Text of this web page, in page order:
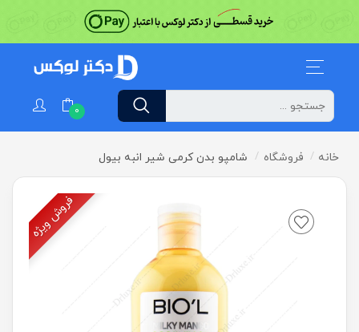
0
خانه فروشگاه شامپو بدن کرمی شیر انبه بیول
فروش ویژه